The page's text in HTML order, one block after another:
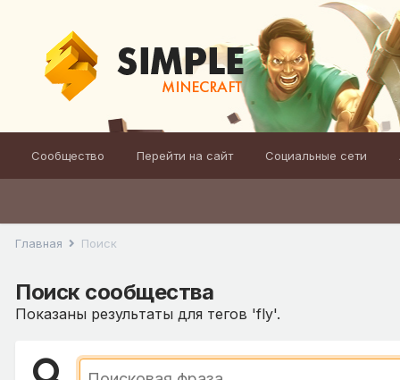
Сообщество Перейти на сайт Социальные сети
Главная Поиск
Поиск сообщества
Показаны результаты для тегов 'fly'.